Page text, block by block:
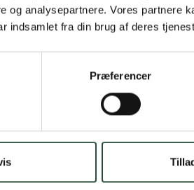
og analysepartnere. Vores partnere
indsamlet fra din brug af deres
Præferencer